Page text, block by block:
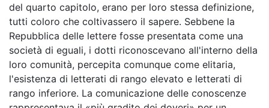
del quarto capitolo, erano per loro stessa definizione,
tutti coloro che coltivassero il sapere. Sebbene la
Repubblica delle lettere fosse presentata come una
società di eguali, i dotti riconoscevano all'interno della
loro comunità, percepita comunque come elitaria,
l'esistenza di letterati di rango elevato e letterati di
rango inferiore. La comunicazione delle conoscenze